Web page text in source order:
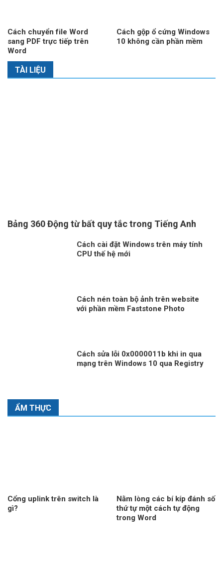
Cách chuyển file Word
sang PDF trực tiếp trên
Word
Cách gộp ổ cứng Windows
10 không cần phần mềm
TÀI LIỆU
Bảng 360 Động từ bất quy tắc trong Tiếng Anh
Cách cài đặt Windows trên máy tính
CPU thế hệ mới
Cách nén toàn bộ ảnh trên website
với phần mềm Faststone Photo
Cách sửa lỗi 0x0000011b khi in qua
mạng trên Windows 10 qua Registry
ẨM THỰC
Cổng uplink trên switch là
gì?
Nằm lòng các bí kíp đánh số
thứ tự một cách tự động
trong Word